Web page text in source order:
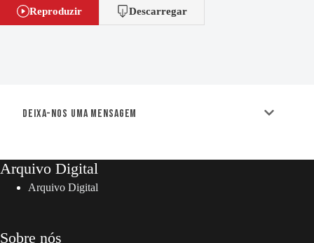
Reproduzir Descarregar
Deixa-nos uma mensagem
Arquivo Digital
Arquivo Digital
Sobre nós